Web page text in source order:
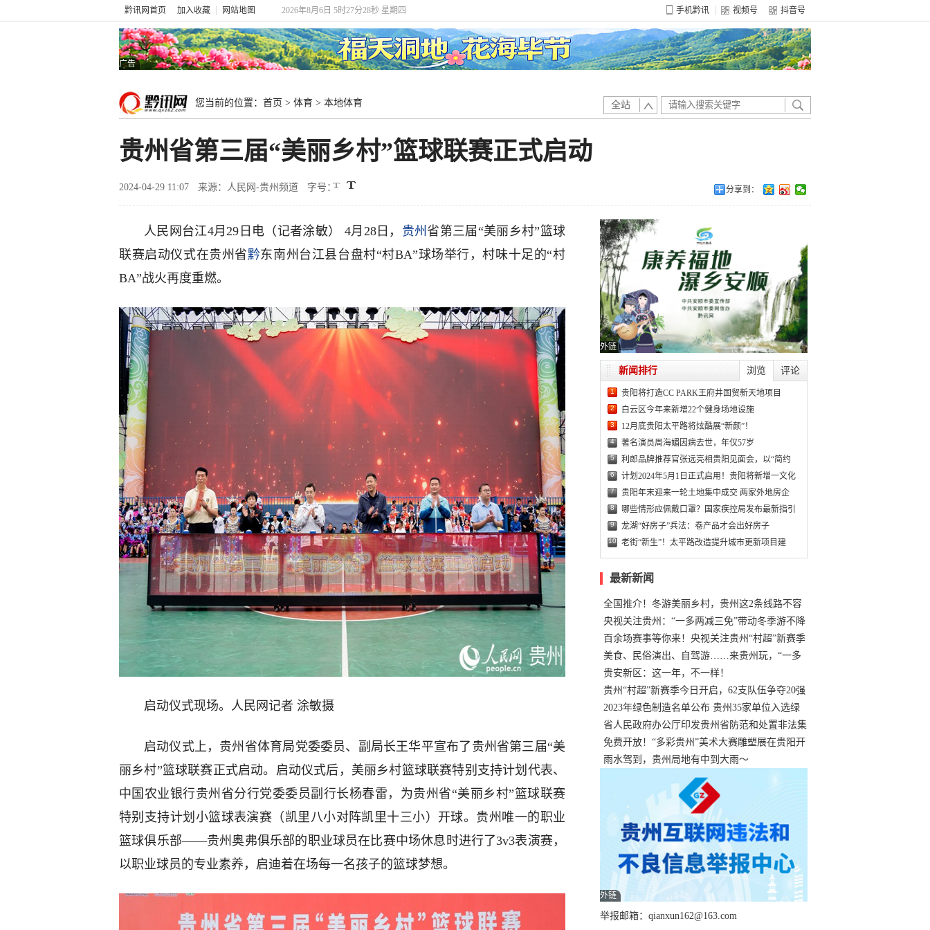
黔讯网首页 加入收藏 网站地图 2026年8月6日 5时27分29秒 星期四 手机黔讯 视频号 抖音号
广告
您当前的位置： 首页 > 体育 > 本地体育 全站
贵州省第三届“美丽乡村”篮球联赛正式启动
2024-04-29 11:07 来源：人民网-贵州频道 字号： 分享到：
人民网台江4月29日电（记者涂敏） 4月28日， 贵州省第三届“美丽乡村”篮球
联赛启动仪式在贵州省黔东南州台江县台盘村“村BA”球场举行，村味十足的“村
BA”战火再度重燃。
启动仪式现场。人民网记者 涂敏摄
启动仪式上，贵州省体育局党委委员、副局长王华平宣布了贵州省第三届“美
丽乡村”篮球联赛正式启动。启动仪式后，美丽乡村篮球联赛特别支持计划代表、
中国农业银行贵州省分行党委委员副行长杨春雷，为贵州省“美丽乡村”篮球联赛
特别支持计划小篮球表演赛（凯里八小对阵凯里十三小）开球。贵州唯一的职业
篮球俱乐部——贵州奥弗俱乐部的职业球员在比赛中场休息时进行了3v3表演赛，
以职业球员的专业素养，启迪着在场每一名孩子的篮球梦想。
外链
浏览 评论
新闻排行
1 贵阳将打造CC PARK王府井国贸新天地项目
2 白云区今年来新增22个健身场地设施
3 12月底贵阳太平路将炫酷展“新颜”！
4 著名演员周海媚因病去世，年仅57岁
5 利郎品牌推荐官张远亮相贵阳见面会，以“简约
6 计划2024年5月1日正式启用！贵阳将新增一文化
7 贵阳年末迎来一轮土地集中成交 两家外地房企
8 哪些情形应佩戴口罩？国家疾控局发布最新指引
9 龙湖“好房子”兵法：卷产品才会出好房子
10 老街“新生”！太平路改造提升城市更新项目建
最新新闻
全国推介！冬游美丽乡村，贵州这2条线路不容
错过
央视关注贵州：“一多两减三免”带动冬季游不降
温
百余场赛事等你来！央视关注贵州“村超”新赛季
正式“打响”
美食、民俗演出、自驾游……来贵州玩，“一多
两减三免”！
贵安新区：这一年，不一样！
贵州“村超”新赛季今日开启，62支队伍争夺20强
名额
2023年绿色制造名单公布 贵州35家单位入选绿
色工厂
省人民政府办公厅印发贵州省防范和处置非法集
资工作实施细则
免费开放！“多彩贵州”美术大赛雕塑展在贵阳开
展，持续至1月19日
雨水驾到，贵州局地有中到大雨～
外链
举报邮箱：qianxun162@163.com